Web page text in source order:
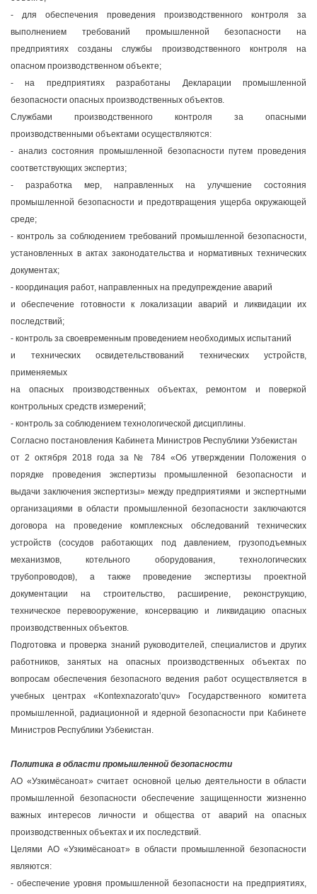
- для обеспечения проведения производственного контроля за
выполнением требований промышленной безопасности на
предприятиях созданы службы производственного контроля на
опасном производственном объекте;
- на предприятиях разработаны Декларации промышленной
безопасности опасных производственных объектов.
Службами производственного контроля за опасными
производственными объектами осуществляются:
- анализ состояния промышленной безопасности путем проведения
соответствующих экспертиз;
- разработка мер, направленных на улучшение состояния
промышленной безопасности и предотвращения ущерба окружающей
среде;
- контроль за соблюдением требований промышленной безопасности,
установленных в актах законодательства и нормативных технических
документах;
- координация работ, направленных на предупреждение аварий
и обеспечение готовности к локализации аварий и ликвидации их
последствий;
- контроль за своевременным проведением необходимых испытаний
и технических освидетельствований технических устройств,
применяемых
на опасных производственных объектах, ремонтом и поверкой
контрольных средств измерений;
- контроль за соблюдением технологической дисциплины.
Согласно постановления Кабинета Министров Республики Узбекистан
от 2 октября 2018 года за № 784 «Об утверждении Положения о
порядке проведения экспертизы промышленной безопасности и
выдачи заключения экспертизы» между предприятиями и экспертными
организациями в области промышленной безопасности заключаются
договора на проведение комплексных обследований технических
устройств (сосудов работающих под давлением, грузоподъемных
механизмов, котельного оборудования, технологических
трубопроводов), а также проведение экспертизы проектной
документации на строительство, расширение, реконструкцию,
техническое перевооружение, консервацию и ликвидацию опасных
производственных объектов.
Подготовка и проверка знаний руководителей, специалистов и других
работников, занятых на опасных производственных объектах по
вопросам обеспечения безопасного ведения работ осуществляется в
учебных центрах «Kontexnazorato’quv» Государственного комитета
промышленной, радиационной и ядерной безопасности при Кабинете
Министров Республики Узбекистан.
Политика в области промышленной безопасности
АО «Узкимёсаноат» считает основной целью деятельности в области
промышленной безопасности обеспечение защищенности жизненно
важных интересов личности и общества от аварий на опасных
производственных объектах и их последствий.
Целями АО «Узкимёсаноат» в области промышленной безопасности
являются:
- обеспечение уровня промышленной безопасности на предприятиях,